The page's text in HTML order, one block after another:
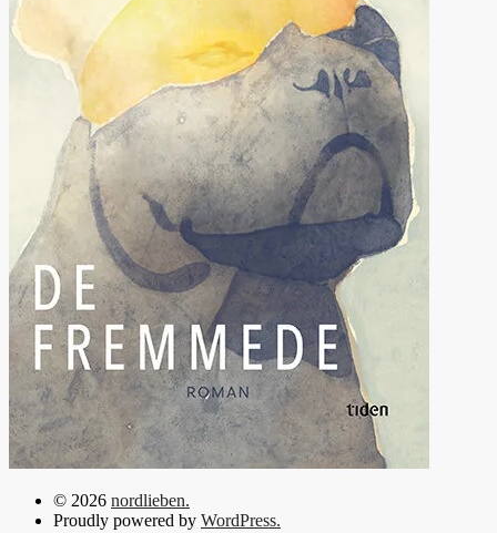
© 2026 nordlieben.
Proudly powered by WordPress.